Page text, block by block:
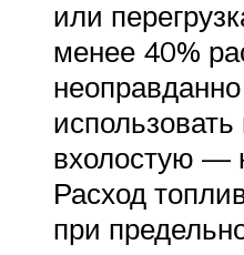
или
менее 40%
использовать
вхолостую —
Расход
при